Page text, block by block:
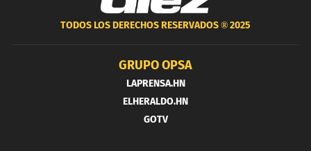
TODOS LOS DERECHOS RESERVADOS ®2025
GRUPO OPSA
LAPRENSA.HN
ELHERALDO.HN
GOTV